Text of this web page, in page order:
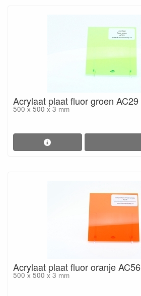
Acrylaat plaat fluor groen AC29
500 x 500 x 3 mm
Acrylaat plaat fluor oranje AC56
500 x 500 x 3 mm